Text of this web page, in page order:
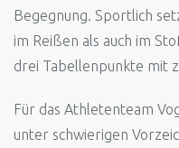
Begegnung. Sportlich
im Reißen als auch im
drei Tabellenpunkte mit
Für das Athletenteam
unter schwierigen